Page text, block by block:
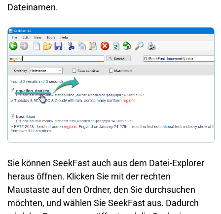
Dateinamen.
Sie können SeekFast auch aus dem Datei-Explorer
heraus öffnen. Klicken Sie mit der rechten
Maustaste auf den Ordner, den Sie durchsuchen
möchten, und wählen Sie SeekFast aus. Dadurch